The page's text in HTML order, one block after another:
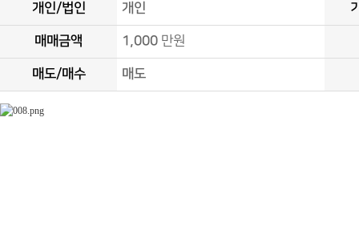
개인/법인 개인
매매금액 1,000 만원
매도/매수 매도